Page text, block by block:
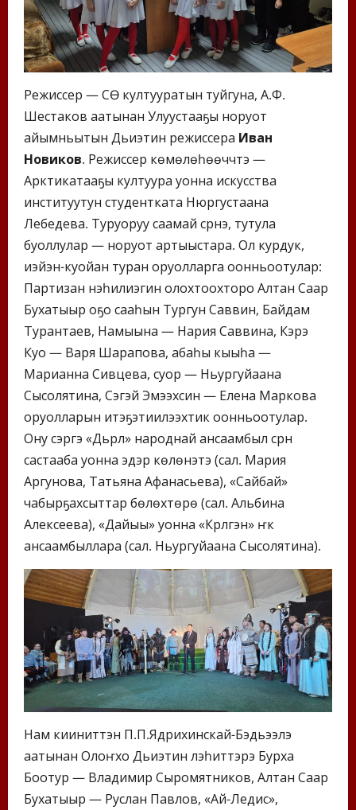
Режиссер — СӨ култууратын туйгуна, А.Ф.
Шестаков аатынан Улуустааҕы норуот
айымньытын Дьиэтин режиссера Иван
Новиков. Режиссер көмөлөһөөччүтэ —
Арктикатааҕы култуура уонна искусства
институутун студентката Нюргустаана
Лебедева. Туруоруу саамай сүрүнэ, тутула
буоллулар — норуот артыыстара. Ол курдук,
иэйэн-куойан туран оруолларга оонньоотулар:
Партизан нэһилиэгин олохтоохторо Алтан Саар
Бухатыыр оҕо сааһын Тургун Саввин, Байдам
Турантаев, Намыына — Нария Саввина, Кэрэ
Куо — Варя Шарапова, абаһы кыыһа —
Марианна Сивцева, суор — Ньургуйаана
Сысолятина, Сэгэй Эмээхсин — Елена Маркова
оруолларын итэҕэтиилээхтик оонньоотулар.
Ону сэргэ «Дьүрүл» народнай ансаамбыл сүрүн
састааба уонна эдэр көлүөнэтэ (сал. Мария
Аргунова, Татьяна Афанасьева), «Сайбай»
чабырҕахсыттар бөлөхтөрө (сал. Альбина
Алексеева), «Дайыы» уонна «Күрүлгэн» үҥкүү
ансаамбыллара (сал. Ньургуйаана Сысолятина).
Нам кииниттэн П.П.Ядрихинскай-Бэдьээлэ
аатынан Олоҥхо Дьиэтин үлэһиттэрэ Бурха
Боотур — Владимир Сыромятников, Алтан Саар
Бухатыыр — Руслан Павлов, «Ай-Ледис»,